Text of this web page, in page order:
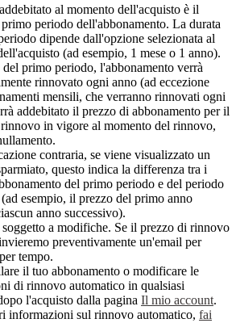
al momento dell'acquisto è il
periodo dell'abbonamento. La durata
dipende dall'opzione selezionata al
(ad esempio, 1 mese o 1 anno).
primo periodo, l'abbonamento verrà
rinnovato ogni anno (ad eccezione
mensili, che verranno rinnovati ogni
addebitato il prezzo di abbonamento per il
in vigore al momento del rinnovo,
contraria, se viene visualizzato un
questo indica la differenza tra i
del primo periodo e del periodo
esempio, il prezzo del primo anno
anno successivo).
a modifiche. Se il prezzo di rinnovo
preventivamente un'email per
tempo.
il tuo abbonamento o modificare le
di rinnovo automatico in qualsiasi
l'acquisto dalla pagina Il mio account.
informazioni sul rinnovo automatico, fai